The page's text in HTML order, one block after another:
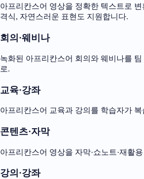
아프리칸스어 영상을 정확한 텍스트로
격식, 자연스러운 표현도 지원합니다.
회의·웨비나
녹화된 아프리칸스어 회의와 웨비나를
로.
교육·강좌
아프리칸스어 교육과 강의를 학습자가 복
콘텐츠·자막
아프리칸스어 영상을 자막·쇼노트·재활
강의·강좌